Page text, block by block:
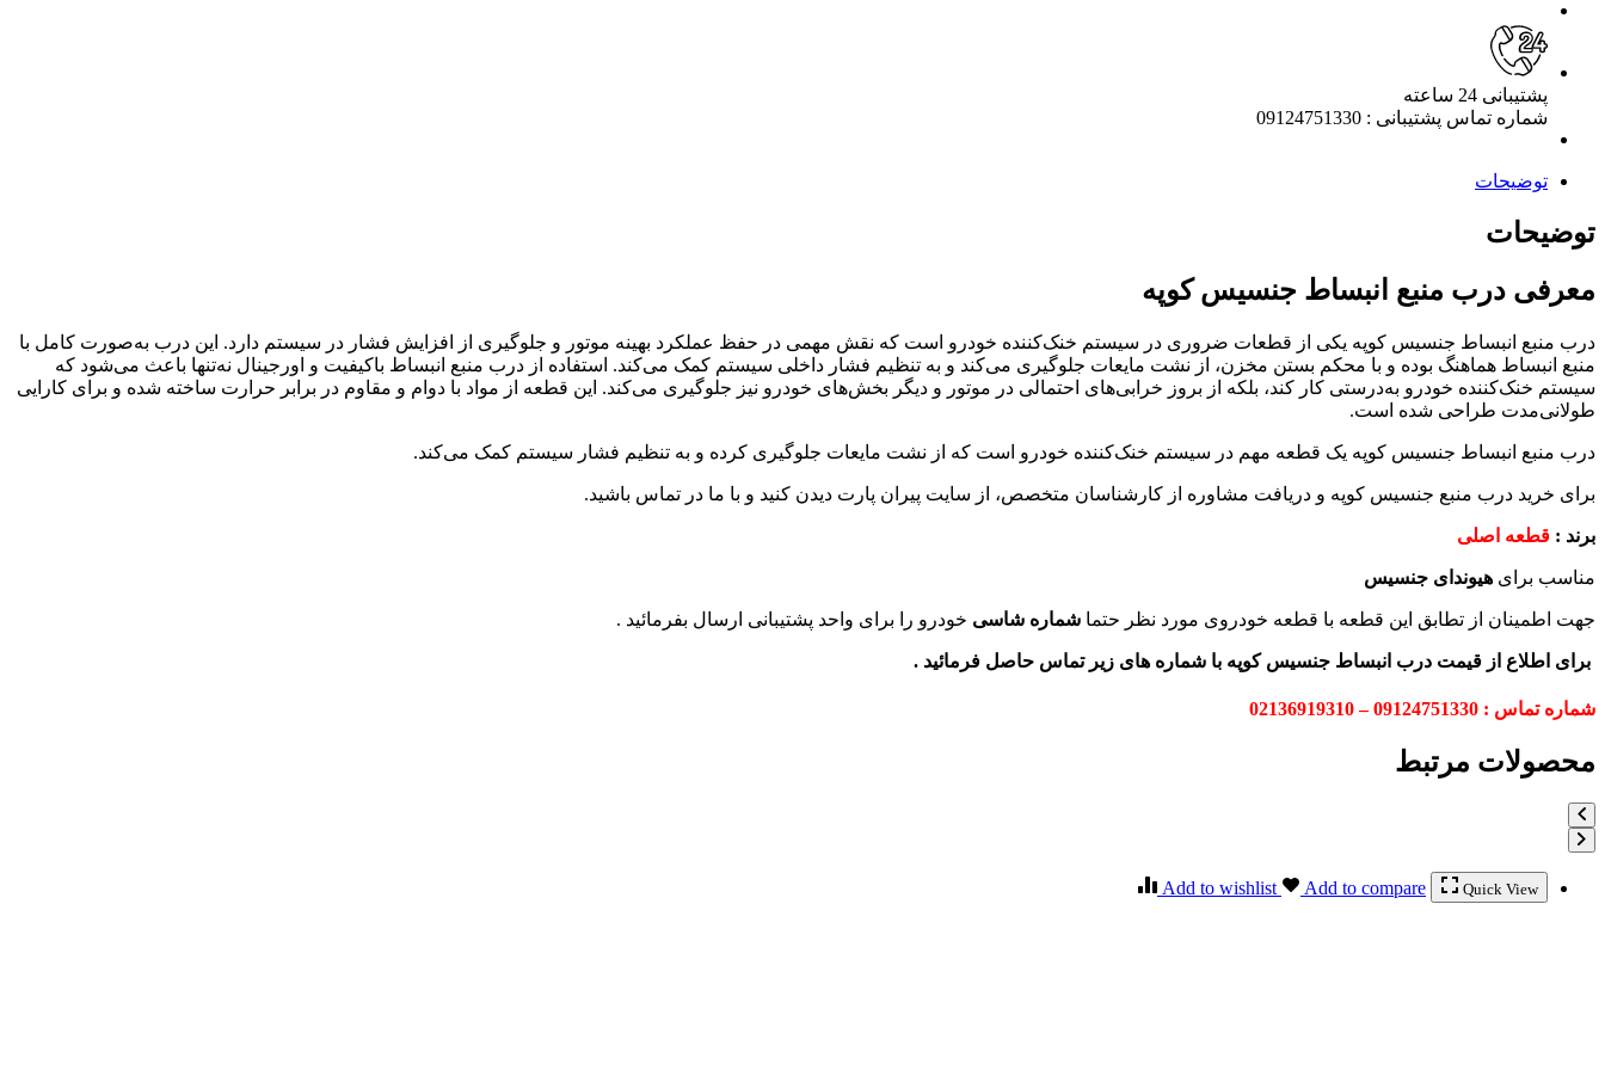
پشتیبانی 24 ساعته
شماره تماس پشتیبانی : 09124751330
توضیحات
توضیحات
معرفی درب منبع انبساط جنسیس کوپه
درب منبع انبساط جنسیس کوپه یکی از قطعات ضروری در سیستم خنک‌کننده خودرو است که نقش مهمی در حفظ عملکرد بهینه موتور و جلوگیری از افزایش فشار در سیستم دارد. این درب به‌صورت کامل با
منبع انبساط هماهنگ بوده و با محکم بستن مخزن، از نشت مایعات جلوگیری می‌کند و به تنظیم فشار داخلی سیستم کمک می‌کند. استفاده از درب منبع انبساط باکیفیت و اورجینال نه‌تنها باعث می‌شود که
سیستم خنک‌کننده خودرو به‌درستی کار کند، بلکه از بروز خرابی‌های احتمالی در موتور و دیگر بخش‌های خودرو نیز جلوگیری می‌کند. این قطعه از مواد با دوام و مقاوم در برابر حرارت ساخته شده و برای کارایی
طولانی‌مدت طراحی شده است.
درب منبع انبساط جنسیس کوپه یک قطعه مهم در سیستم خنک‌کننده خودرو است که از نشت مایعات جلوگیری کرده و به تنظیم فشار سیستم کمک می‌کند.
برای خرید درب منبع جنسیس کوپه و دریافت مشاوره از کارشناسان متخصص، از سایت پیران پارت دیدن کنید و با ما در تماس باشید.
برند : قطعه اصلی
مناسب برای هیوندای جنسیس
جهت اطمینان از تطابق این قطعه با قطعه خودروی مورد نظر حتما شماره شاسی خودرو را برای واحد پشتیبانی ارسال بفرمائید .
برای اطلاع از قیمت درب انبساط جنسیس کوپه با شماره های زیر تماس حاصل فرمائید .
شماره تماس : 09124751330 – 02136919310
محصولات مرتبط
Quick View
Add to wishlist Add to compare